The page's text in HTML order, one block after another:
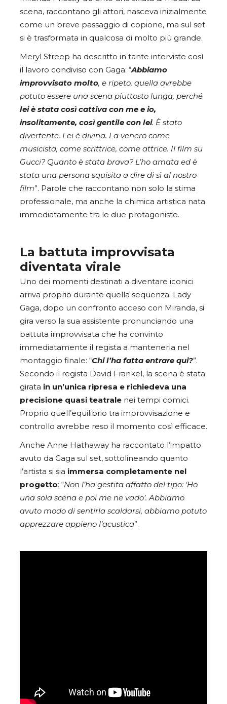
scena, raccontano gli attori, nasceva inizialmente
come un breve passaggio di copione, ma sul set
si è trasformata in qualcosa di molto più grande.
Meryl Streep ha descritto in tante interviste così
il lavoro condiviso con Gaga: “Abbiamo
improvvisato molto, e ripeto, quella avrebbe
potuto essere una scena piuttosto lunga, perché
lei è stata così cattiva con me e io,
insolitamente, così gentile con lei. È stato
divertente. Lei è divina. La venero come
musicista, come scrittrice, come attrice. Il film su
Gucci? Quanto è stata brava? L’ho amata ed è
stata una persona squisita a dire di sì al nostro
film”. Parole che raccontano non solo la stima
professionale, ma anche la chimica artistica nata
immediatamente tra le due protagoniste.
La battuta improvvisata
diventata virale
Uno dei momenti destinati a diventare iconici
arriva proprio durante quella sequenza. Lady
Gaga, dopo un confronto acceso con Miranda, si
gira verso la sua assistente pronunciando una
battuta improvvisata che ha convinto
immediatamente il regista a mantenerla nel
montaggio finale: “Chi l’ha fatta entrare qui?”.
Secondo il regista David Frankel, la scena è stata
girata in un’unica ripresa e richiedeva una
precisione quasi teatrale nei tempi comici.
Proprio quell’equilibrio tra improvvisazione e
controllo avrebbe reso il momento così efficace.
Anche Anne Hathaway ha raccontato l’impatto
avuto da Gaga sul set, sottolineando quanto
l’artista si sia immersa completamente nel
progetto: “Non l’ha gestita affatto del tipo: ‘Ho
una sola scena e poi me ne vado’. Abbiamo
avuto modo di sentirla scaldarsi, abbiamo potuto
apprezzare appieno l’acustica”.